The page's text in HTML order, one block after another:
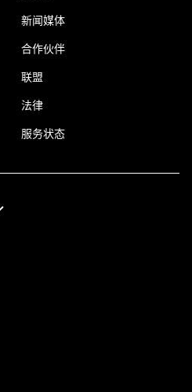
新闻媒体
合作伙伴
联盟
法律
服务状态